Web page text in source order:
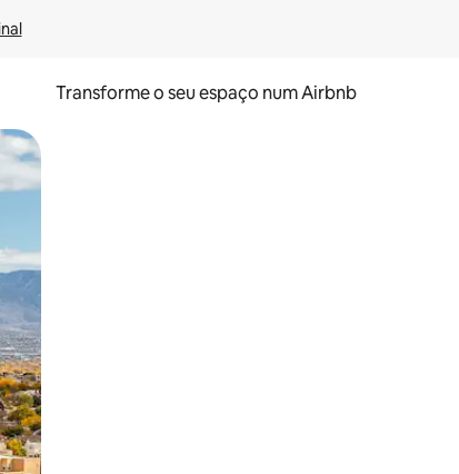
Transforme o seu espaço num Airbnb
ou deslize.